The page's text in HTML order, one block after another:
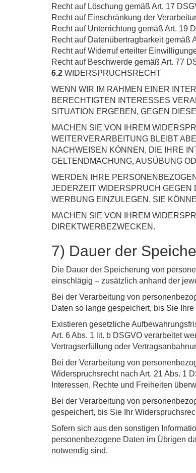
Recht auf Löschung gemäß Art. 17
Recht auf Einschränkung der
Recht auf Unterrichtung gemäß Art. 19
Recht auf Datenübertragbarkeit gemäß
Recht auf Widerruf erteilter
Recht auf Beschwerde gemäß Art. 77
6.2 WIDERSPRUCHSRECHT
WENN WIR IM RAHMEN EINER
BERECHTIGTEN INTERESSES
SITUATION ERGEBEN, GEGEN
MACHEN SIE VON IHREM
WEITERVERARBEITUNG BLEIBT
NACHWEISEN KÖNNEN, DIE IHRE
GELTENDMACHUNG, AUSÜBUNG
WERDEN IHRE
JEDERZEIT WIDERSPRUCH
WERBUNG EINZULEGEN. SIE
MACHEN SIE VON IHREM
DIREKTWERBEZWECKEN.
7) Dauer der
Die Dauer der Speicherung von
einschlägig – zusätzlich anhand der
Bei der Verarbeitung von
Daten so lange gespeichert, bis Sie
Existieren gesetzliche
Art. 6 Abs. 1 lit. b DSGVO verarbeitet
Vertragserfüllung oder
Bei der Verarbeitung von
Widerspruchsrecht nach Art. 21 Abs. 1
Interessen, Rechte und Freiheiten
Bei der Verarbeitung von
gespeichert, bis Sie Ihr
Sofern sich aus den sonstigen
personenbezogene Daten im Übrigen
notwendig sind.